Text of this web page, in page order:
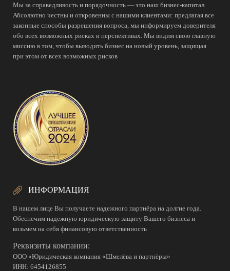
Мы за справедливость и порядочность — это наш бизнес-капитал.
Абсолютно честны и откровенны с нашими клиентами: предлагая все
законные способы разрешения вопроса, мы информируем доверителя
обо всех возможных рисках и перспективах. Мы видим свою главную
миссию в том, чтобы выводить бизнес на новый уровень, защищая
при этом от всех возможных рисков
ИНФОРМАЦИЯ
В нашем лице Вы получаете надежного партнёра на долгие года.
Обеспечим надежную юридическую защиту Вашего бизнеса и
возьмем на себя финансовую ответственность
Реквизиты компании:
ООО «Юридическая компания «Шмелёва и партнёры»
ИНН: 6454126855